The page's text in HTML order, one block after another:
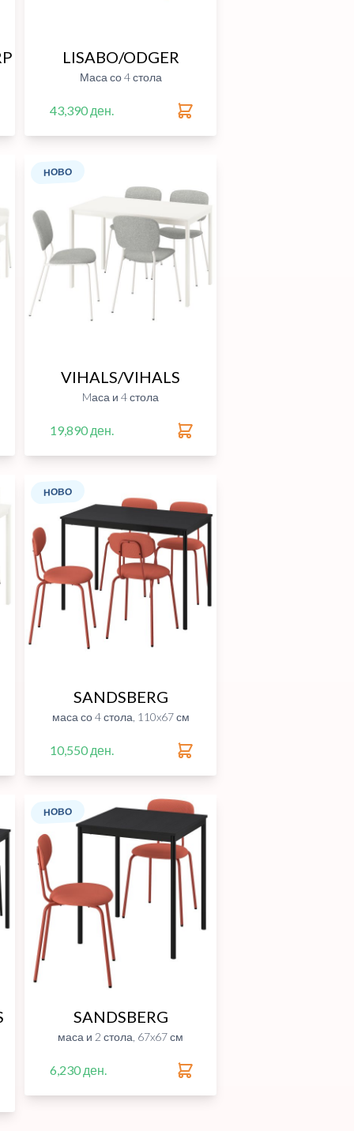
LISABO/ODGER
Маса со 4 стола
43,390 ден.
НОВО
VIHALS/VIHALS
Mаса и 4 стола
19,890 ден.
НОВО
SANDSBERG
маса со 4 стола, 110x67 см
10,550 ден.
НОВО
SANDSBERG
маса и 2 стола, 67x67 см
6,230 ден.